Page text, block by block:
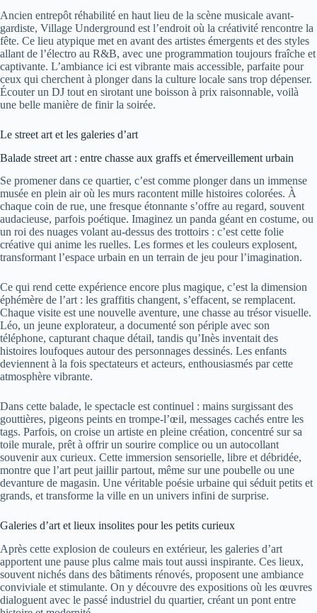
Ancien entrepôt réhabilité en haut lieu de la scène musicale avant-
gardiste, Village Underground est l’endroit où la créativité rencontre la
fête. Ce lieu atypique met en avant des artistes émergents et des styles
allant de l’électro au R&B, avec une programmation toujours fraîche et
captivante. L’ambiance ici est vibrante mais accessible, parfaite pour
ceux qui cherchent à plonger dans la culture locale sans trop dépenser.
Écouter un DJ tout en sirotant une boisson à prix raisonnable, voilà
une belle manière de finir la soirée.
Le street art et les galeries d’art
Balade street art : entre chasse aux graffs et émerveillement urbain
Se promener dans ce quartier, c’est comme plonger dans un immense
musée en plein air où les murs racontent mille histoires colorées. À
chaque coin de rue, une fresque étonnante s’offre au regard, souvent
audacieuse, parfois poétique. Imaginez un panda géant en costume, ou
un roi des nuages volant au-dessus des trottoirs : c’est cette folie
créative qui anime les ruelles. Les formes et les couleurs explosent,
transformant l’espace urbain en un terrain de jeu pour l’imagination.
Ce qui rend cette expérience encore plus magique, c’est la dimension
éphémère de l’art : les graffitis changent, s’effacent, se remplacent.
Chaque visite est une nouvelle aventure, une chasse au trésor visuelle.
Léo, un jeune explorateur, a documenté son périple avec son
téléphone, capturant chaque détail, tandis qu’Inès inventait des
histoires loufoques autour des personnages dessinés. Les enfants
deviennent à la fois spectateurs et acteurs, enthousiasmés par cette
atmosphère vibrante.
Dans cette balade, le spectacle est continuel : mains surgissant des
gouttières, pigeons peints en trompe-l’œil, messages cachés entre les
tags. Parfois, on croise un artiste en pleine création, concentré sur sa
toile murale, prêt à offrir un sourire complice ou un autocollant
souvenir aux curieux. Cette immersion sensorielle, libre et débridée,
montre que l’art peut jaillir partout, même sur une poubelle ou une
devanture de magasin. Une véritable poésie urbaine qui séduit petits et
grands, et transforme la ville en un univers infini de surprise.
Galeries d’art et lieux insolites pour les petits curieux
Après cette explosion de couleurs en extérieur, les galeries d’art
apportent une pause plus calme mais tout aussi inspirante. Ces lieux,
souvent nichés dans des bâtiments rénovés, proposent une ambiance
conviviale et stimulante. On y découvre des expositions où les œuvres
dialoguent avec le passé industriel du quartier, créant un pont entre